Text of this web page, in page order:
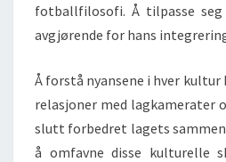
fotballfilosofi. Å tilpasse
avgjørende for hans
Å forstå nyansene i hver kultur
relasjoner med lagkamerater
slutt forbedret lagets
å omfavne disse kulturelle